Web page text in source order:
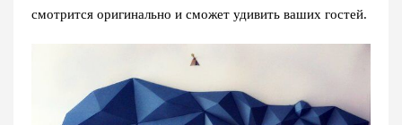
смотрится оригинально и сможет удивить ваших гостей.